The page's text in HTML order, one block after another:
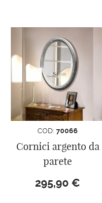
COD:70066
Cornici argento da
parete
295,90 €